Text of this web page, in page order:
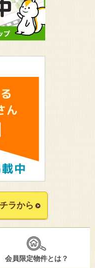
ラから
会員限定物件とは？